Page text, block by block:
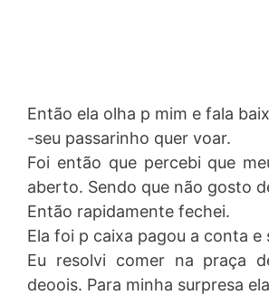
Então ela olha p mim e fala
-seu passarinho quer voar.
Foi então que percebi que
aberto. Sendo que não gosto
Então rapidamente fechei.
Ela foi p caixa pagou a conta e
Eu resolvi comer na praça
deoois. Para minha surpresa